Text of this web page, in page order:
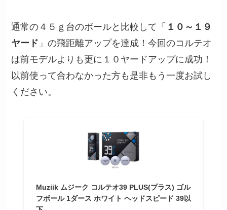
通常の４５ｇ台のボールと比較して「 １０～１９
ヤード 」の飛距離アップを達成！今回のコルテオ
は前モデルよりも更に１０ヤードアップに成功！
以前使って合わなかった方も是非もう一度お試し
ください。
Muziik ムジーク コルテオ39 PLUS(プラス) ゴル
フボール 1ダース ホワイト ヘッドスピード 39以